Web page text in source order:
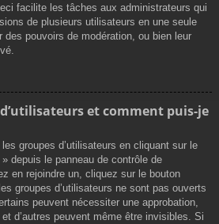
facilite les tâches aux administrateurs qui
de plusieurs utilisateurs en une seule
des pouvoirs de modération, ou bien leur
et comment puis-je
groupes d’utilisateurs en cliquant sur le
» depuis le panneau de contrôle de
en rejoindre un, cliquez sur le bouton
groupes d’utilisateurs ne sont pas ouverts
peuvent nécessiter une approbation,
d’autres peuvent même être invisibles. Si